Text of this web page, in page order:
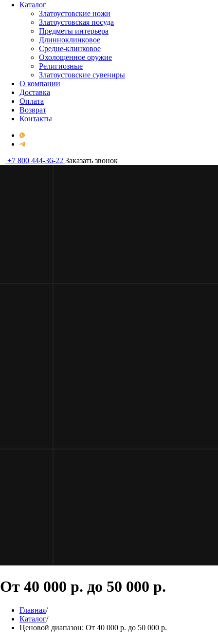
Каталог
Златоустовские ножи
Златоустовская посуда
Предметы интерьера
Длинноклинковое
Средне-клинковое
Охолощенное оружие
Религиозные
Златоустовские сувениры
О компании
Доставка
Оплата
Возврат
Контакты
+7 800 444-36-22 Заказать звонок
От 40 000 р. до 50 000 р.
Главная/
Каталог/
Ценовой диапазон: От 40 000 р. до 50 000 р.